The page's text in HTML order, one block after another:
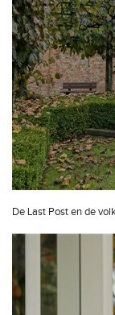
De Last Post en de